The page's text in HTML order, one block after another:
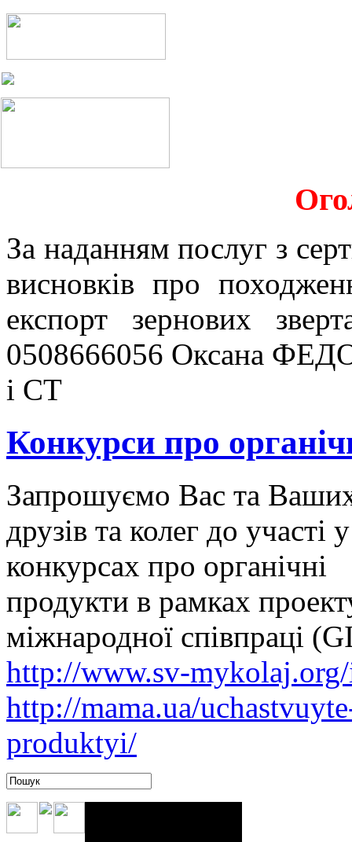
За наданням послуг з
висновків про
експорт зернових
0508666056 Оксана
і СТ
Конкурси про
Запрошуємо Вас та
друзів та колег до участі у
конкурсах про органічні
продукти в рамках
міжнародної співпраці
http://www.sv-
http://mama.ua/
produktyi/